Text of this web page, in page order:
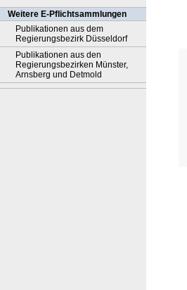
Weitere E-Pflichtsammlungen
Publikationen aus dem
Regierungsbezirk Düsseldorf
Publikationen aus den
Regierungsbezirken Münster,
Arnsberg und Detmold